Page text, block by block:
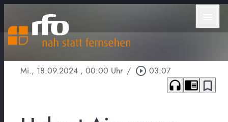
Mi., 18.09.2024 , 00:00 Uhr / play_circle_outline 03:07
headphones chrome_reader_mode bookmark_border